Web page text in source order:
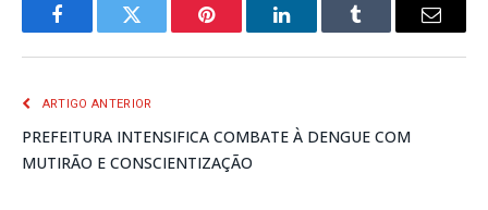
FacebookTwitter Pinterest LinkedInTumblr
E-
ARTIGO ANTERIOR
PREFEITURA INTENSIFICA COMBATE À DENGUE COM
MUTIRÃO E CONSCIENTIZAÇÃO